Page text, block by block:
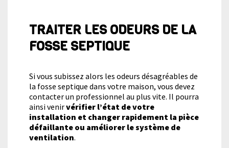
TRAITER LES ODEURS DE LA
FOSSE SEPTIQUE
Si vous subissez alors les odeurs désagréables de
la fosse septique dans votre maison, vous devez
contacter un professionnel au plus vite. Il pourra
ainsi venirvérifier l’état de votre
installation et changer rapidement la pièce
défaillante ou améliorer le système de
ventilation.